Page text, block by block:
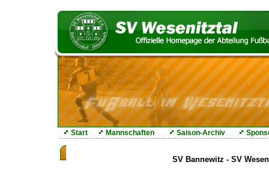
Start Mannschaften Saison-Archiv
SV Bannewitz - SV